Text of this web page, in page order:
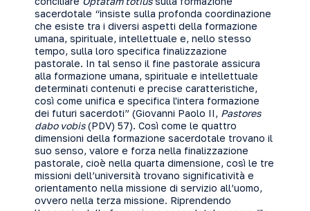
sacerdotale “insiste sulla profonda coordinazione
che esiste tra i diversi aspetti della formazione
umana, spirituale, intellettuale e, nello stesso
tempo, sulla loro specifica finalizzazione
pastorale. In tal senso il fine pastorale assicura
alla formazione umana, spirituale e intellettuale
determinati contenuti e precise caratteristiche,
così come unifica e specifica l'intera formazione
dei futuri sacerdoti” (Giovanni Paolo II, Pastores
dabo vobis(PDV) 57). Così come le quattro
dimensioni della formazione sacerdotale trovano il
suo senso, valore e forza nella finalizzazione
pastorale, cioè nella quarta dimensione, così le tre
missioni dell’università trovano significatività e
orientamento nella missione di servizio all’uomo,
ovvero nella terza missione. Riprendendo